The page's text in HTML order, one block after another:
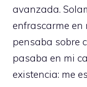
avanzada.
enfrascarme en
pensaba sobre
pasaba en mi
existencia: me